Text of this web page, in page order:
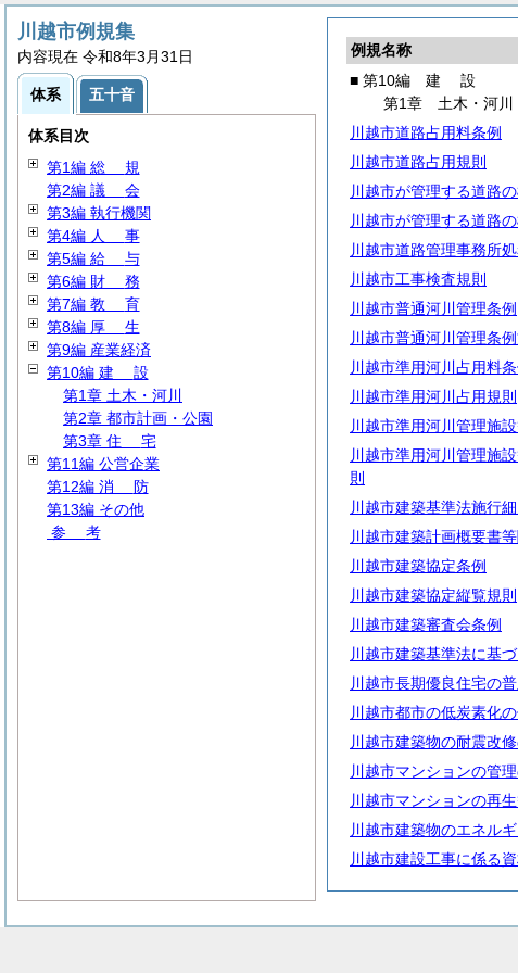
例規名称
■ 第10編 建 設
第1章 土木・河川
川越市道路占用料条例
川越市道路占用規則
川越市が管理する道路
川越市が管理する道路
川越市道路管理事務所
川越市工事検査規則
川越市普通河川管理条例
川越市普通河川管理条
川越市準用河川占用料条
川越市準用河川占用規則
川越市準用河川管理施
川越市準用河川管理施
則
川越市建築基準法施行細
川越市建築計画概要書
川越市建築協定条例
川越市建築協定縦覧規則
川越市建築審査会条例
川越市建築基準法に基
川越市長期優良住宅の
川越市都市の低炭素化
川越市建築物の耐震改
川越市マンションの管
川越市マンションの再
川越市建築物のエネル
川越市建設工事に係る
川越市例規集
内容現在 令和8年3月31日
体系 五十音
体系目次
第1編 総 規
第2編 議 会
第3編 執行機関
第4編 人 事
第5編 給 与
第6編 財 務
第7編 教 育
第8編 厚 生
第9編 産業経済
第10編 建 設
第1章 土木・河川
第2章 都市計画・公園
第3章 住 宅
第11編 公営企業
第12編 消 防
第13編 その他
参 考